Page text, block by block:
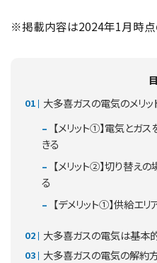
※掲載内容は2024年1月時点
大多喜ガスの電気のメリッ
【メリット①】電気とガ
きる
【メリット②】切り替え
る
【デメリット①】供給エ
大多喜ガスの電気は基本
大多喜ガスの電気の解約